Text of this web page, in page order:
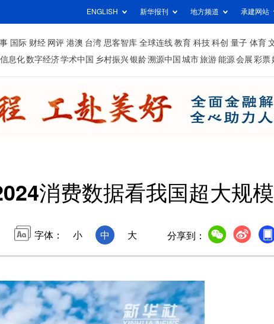
ENGLISH 新华报刊 地方频道 承建网站
国际 财经 网评 港澳 台湾 思客智库 全球连线 教育 科技 科创 量子 体育
信息化数字经济学术中国 乡村振兴银龄溯源中国 城市旅游 能源 会展 彩票
消费数据看我国超大规
字体： 小 中 大 分享到：